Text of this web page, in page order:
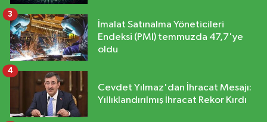
İmalat Satınalma Yöneticileri
Endeksi (PMI) temmuzda 47,7'ye
oldu
3
Cevdet Yılmaz'dan İhracat Mesajı:
Yıllıklandırılmış İhracat Rekor Kırdı
4